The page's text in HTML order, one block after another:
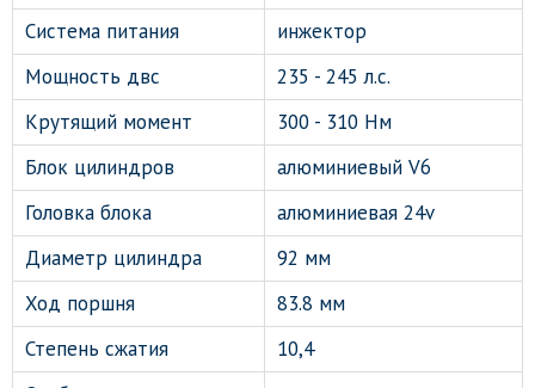
Система питания
инжектор
Мощность двс
235 - 245 л.с.
Крутящий момент
300 - 310 Нм
Блок цилиндров
алюминиевый V6
Головка блока
алюминиевая 24v
Диаметр цилиндра
92 мм
Ход поршня
83.8 мм
Степень сжатия
10,4